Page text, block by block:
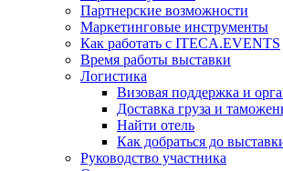
Партнерские возможности
Маркетинговые инструменты
Как работать с ITECA.EVENTS
Время работы выставки
Логистика
Визовая поддержка и
Доставка груза и
Найти отель
Как добраться до
Руководство участника